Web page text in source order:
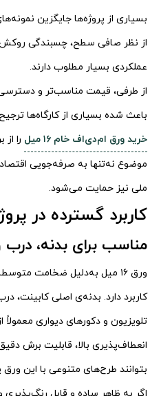
بسیاری از پروژه‌ها جایگزین
از نظر صافی سطح، چسبندگی روکش
عملکردی بسیار مطلوب دارند.
از طرفی، قیمت مناسب‌تر و
باعث شده بسیاری از کارگاه‌ها
خرید ورق ام‌دی‌اف خام ۱۶ میل
را
موضوع نه‌تنها به صرفه‌جویی
ملی نیز حمایت می‌شود.
کاربرد گسترده در
مناسب برای بدنه،
ورق ۱۶ میل به‌دلیل ضخامت
کاربرد دارد. بدنه‌ی اصلی کابینت،
تلویزیون و دکورهای دیواری
انعطاف‌پذیری بالا، قابلیت برش
بتوانند طرح‌های متنوعی با این ورق